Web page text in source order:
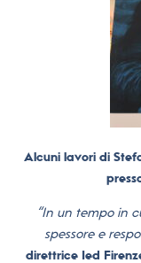
Alcuni lavori di
“In un tempo in
spessore e
direttrice Ied